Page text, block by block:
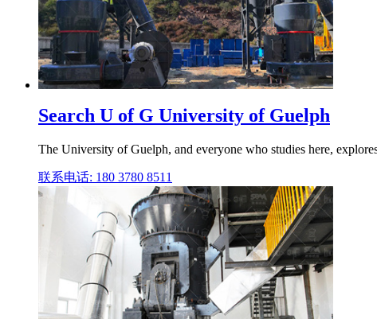
Search U of G University of Guelph
The University of Guelph, and everyone who studies here,
联系电话: 180 3780 8511